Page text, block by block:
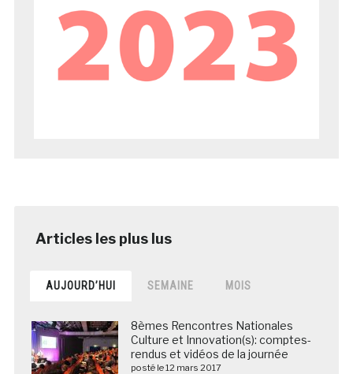
AUJOURD’HUI SEMAINE MOIS
8èmes Rencontres Nationales
Culture et Innovation(s): comptes-
rendus et vidéos de la journée
posté le 12 mars 2017